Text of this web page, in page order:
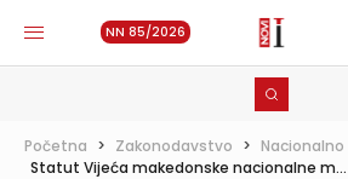
NN 85/2026
Početna > Zakonodavstvo > Nacionalno
Statut Vijeća makedonske nacionalne m...